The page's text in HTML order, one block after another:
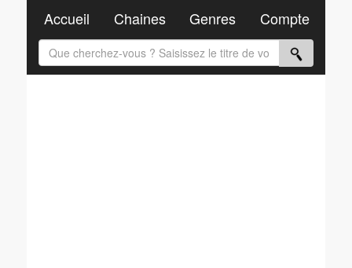
Accueil Chaines Genres Compte